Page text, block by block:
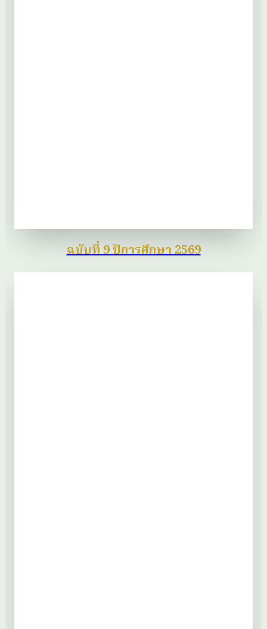
ฉบับที่ 9 ปีการศึกษา 2569